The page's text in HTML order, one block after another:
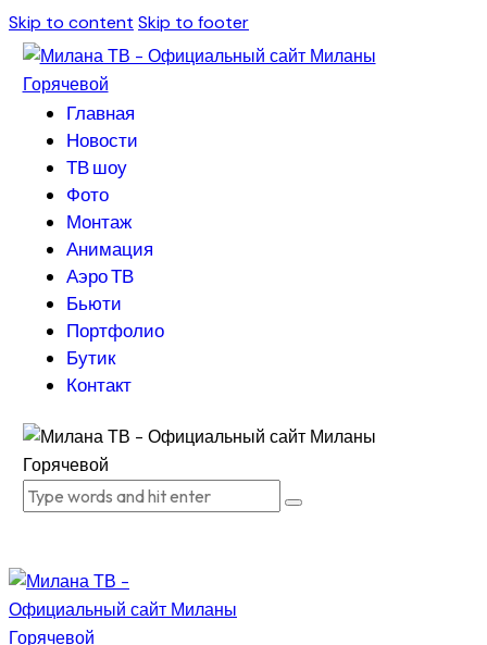
Skip to content Skip to footer
Главная
Новости
ТВ шоу
Фото
Монтаж
Анимация
Аэро ТВ
Бьюти
Портфолио
Бутик
Контакт